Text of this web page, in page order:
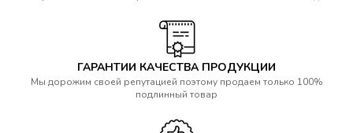
ГАРАНТИИ КАЧЕСТВА ПРОДУКЦИИ
Мы дорожим своей репутацией поэтому продаем только 100%
подлинный товар